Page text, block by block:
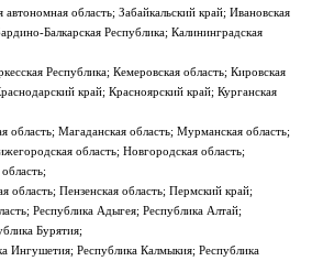
область; Забайкальский край; Ивановская
Балкарская Республика; Калининградская
Республика; Кемеровская область; Кировская
край; Красноярский край; Курганская
область; Магаданская область; Мурманская область;
область; Новгородская область;
область; Пензенская область; Пермский край;
Республика Адыгея; Республика Алтай;
Бурятия;
Ингушетия; Республика Калмыкия; Республика